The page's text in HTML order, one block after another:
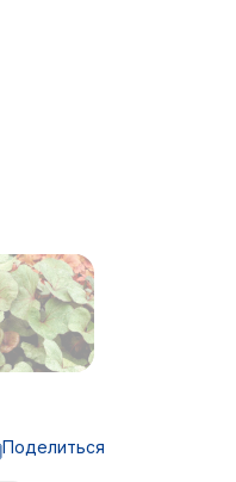
Поделиться